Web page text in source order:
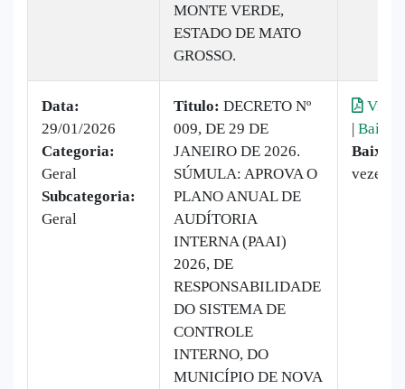
MONTE VERDE,
ESTADO DE MATO
GROSSO.
Data:
29/01/2026
Categoria:
Geral
Subcategoria:
Geral
Titulo: DECRETO Nº
009, DE 29 DE
JANEIRO DE 2026.
SÚMULA: APROVA O
PLANO ANUAL DE
AUDÍTORIA
INTERNA (PAAI)
2026, DE
RESPONSABILIDADE
DO SISTEMA DE
CONTROLE
INTERNO, DO
MUNICÍPIO DE NOVA
| Baixar
vezes